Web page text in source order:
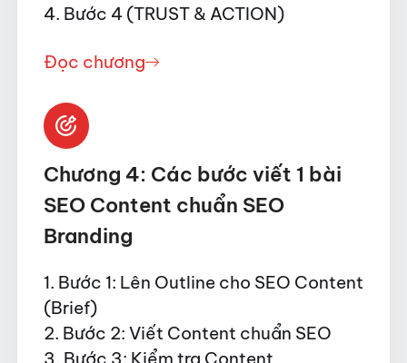
4. Bước 4 (TRUST & ACTION)
Đọc chương
Chương 4: Các bước viết 1 bài
SEO Content chuẩn SEO
Branding
1. Bước 1: Lên Outline cho SEO Content
(Brief)
2. Bước 2: Viết Content chuẩn SEO
3. Bước 3: Kiểm tra Content